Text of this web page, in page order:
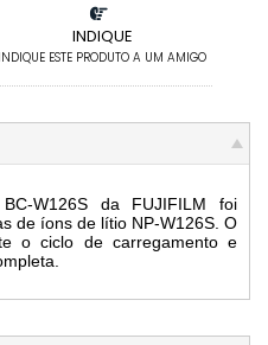
INDIQUE
INDIQUE ESTE PRODUTO A UM AMIGO
W126S da FUJIFILM foi
de íons de lítio NP-W126S. O
o ciclo de carregamento e